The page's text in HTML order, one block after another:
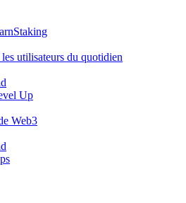
Staking
utilisateurs du quotidien
Up
Web3